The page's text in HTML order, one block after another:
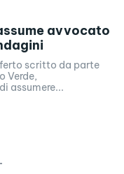
avvocato
scritto da parte
Verde,
assumere...